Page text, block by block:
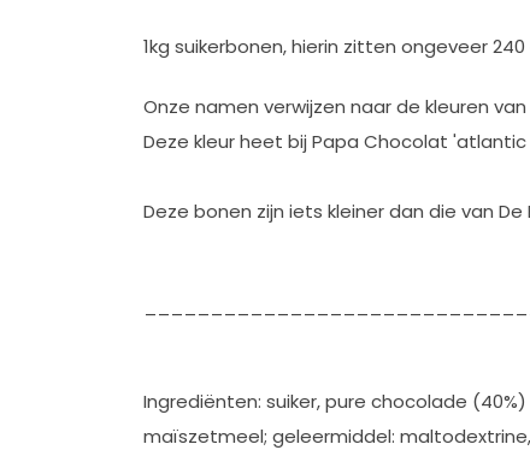
1kg suikerbonen, hierin zitten ongeveer
Onze namen verwijzen naar de kleuren
Deze kleur heet bij Papa Chocolat 'atlantic
Deze bonen zijn iets kleiner dan die van
Ingrediënten: suiker, pure chocolade
maïszetmeel; geleermiddel: maltodextrine,